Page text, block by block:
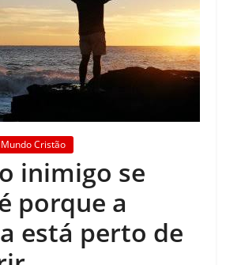
Mundo Cristão
inimigo se
porque a
está perto de